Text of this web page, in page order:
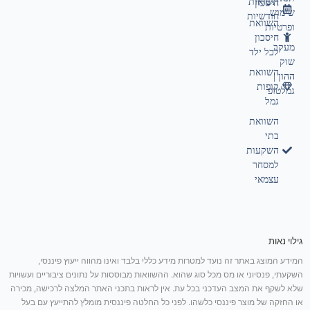
חיסכון
השוואת
חיסכון
לכל ילד
השוואת
קופות
גמל
השוואת
בתי
השקעות
למסחר
עצמאי
שימוש
ופרטיות
מעקב
שוק
ההון |
גמלטופ
חודשיות
גילוי נאות
המידע המוצג באתר זה נועד למטרות מידע כללי בלבד ואינו מהווה ייעוץ פיננסי,
השקעתי, פנסיוני או מס מכל סוג שהוא. ההשוואות מבוססות על נתונים ציבוריים ועשויות
שלא לשקף את המצב העדכני בכל עת. אין לראות בתכני האתר המלצה לרכישה, מכירה
או החזקה של מוצר פיננסי כלשהו. לפני כל החלטה פיננסית מומלץ להתייעץ עם בעל